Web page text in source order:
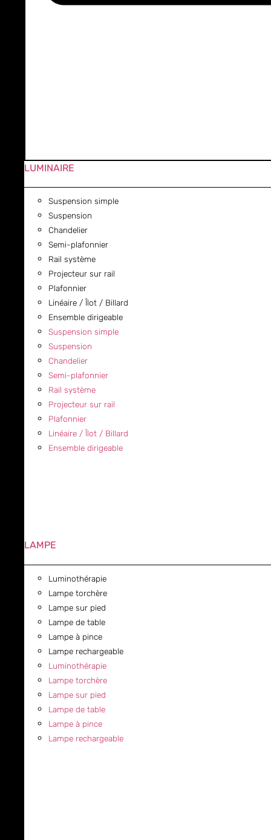
LUMINAIRE
Suspension simple
Suspension
Chandelier
Semi-plafonnier
Rail système
Projecteur sur rail
Plafonnier
Linéaire / Îlot / Billard
Ensemble dirigeable
Suspension simple
Suspension
Chandelier
Semi-plafonnier
Rail système
Projecteur sur rail
Plafonnier
Linéaire / Îlot / Billard
Ensemble dirigeable
LAMPE
Luminothérapie
Lampe torchère
Lampe sur pied
Lampe de table
Lampe à pince
Lampe rechargeable
Luminothérapie
Lampe torchère
Lampe sur pied
Lampe de table
Lampe à pince
Lampe rechargeable